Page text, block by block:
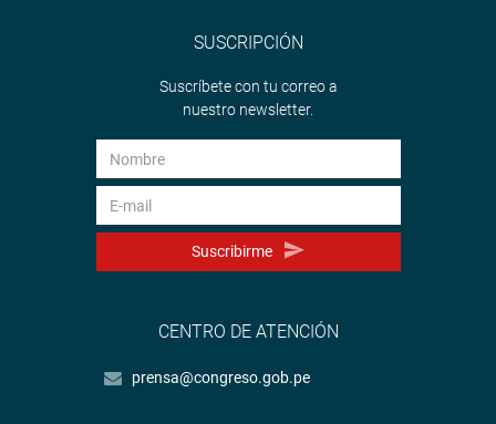
SUSCRIPCIÓN
Suscríbete con tu correo a
nuestro newsletter.
Suscribirme
CENTRO DE ATENCIÓN
prensa@congreso.gob.pe